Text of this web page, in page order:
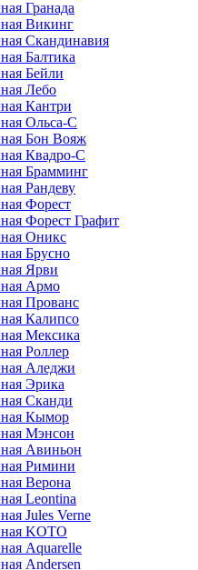
Гранада
Викинг
Скандинавия
Балтика
Бейли
Лебо
Кантри
Ольса-С
Бон Вояж
Квадро-С
Брамминг
Рандеву
Форест
Форест Графит
Оникс
Брусно
Ярви
Армо
Прованс
Калипсо
Мексика
Роллер
Аледжи
Эрика
Сканди
Кымор
Мэнсон
Авиньон
Римини
Верона
Leontina
Jules Verne
KOTO
Aquarelle
Andersen